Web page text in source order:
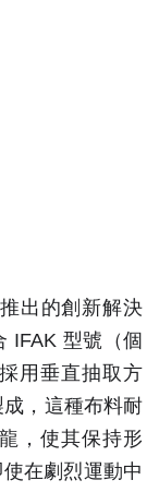
出的創新解決
IFAK 型號（個
用垂直抽取方
，這種布料耐
，使其保持形
在劇烈運動中